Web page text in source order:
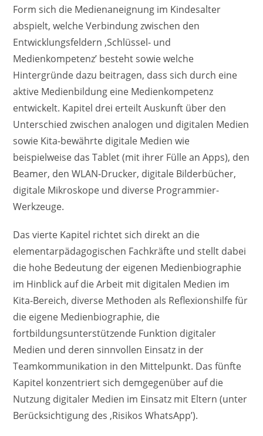
Form sich die Medienaneignung im Kindesalter
abspielt, welche Verbindung zwischen den
Entwicklungsfeldern ‚Schlüssel- und
Medienkompetenz’ besteht sowie welche
Hintergründe dazu beitragen, dass sich durch eine
aktive Medienbildung eine Medienkompetenz
entwickelt. Kapitel drei erteilt Auskunft über den
Unterschied zwischen analogen und digitalen Medien
sowie Kita-bewährte digitale Medien wie
beispielweise das Tablet (mit ihrer Fülle an Apps), den
Beamer, den WLAN-Drucker, digitale Bilderbücher,
digitale Mikroskope und diverse Programmier-
Werkzeuge.
Das vierte Kapitel richtet sich direkt an die
elementarpädagogischen Fachkräfte und stellt dabei
die hohe Bedeutung der eigenen Medienbiographie
im Hinblick auf die Arbeit mit digitalen Medien im
Kita-Bereich, diverse Methoden als Reflexionshilfe für
die eigene Medienbiographie, die
fortbildungsunterstützende Funktion digitaler
Medien und deren sinnvollen Einsatz in der
Teamkommunikation in den Mittelpunkt. Das fünfte
Kapitel konzentriert sich demgegenüber auf die
Nutzung digitaler Medien im Einsatz mit Eltern (unter
Berücksichtigung des ‚Risikos WhatsApp’).